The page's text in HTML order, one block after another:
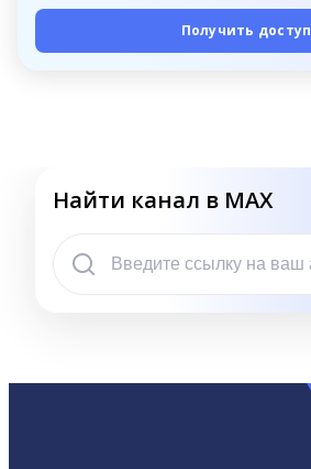
Получить доступ
Найти канал в MAX